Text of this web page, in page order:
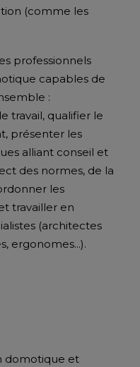
(comme les
professionnels
capables de
:
travail, qualifier le
présenter les
alliant conseil et
des normes, de la
les
travailler en
(architectes
ergonomes...).
domotique et